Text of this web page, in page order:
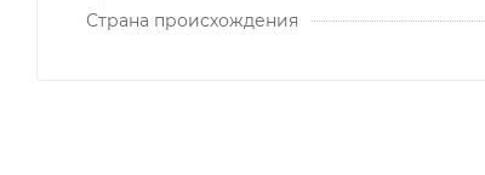
Страна происхождения